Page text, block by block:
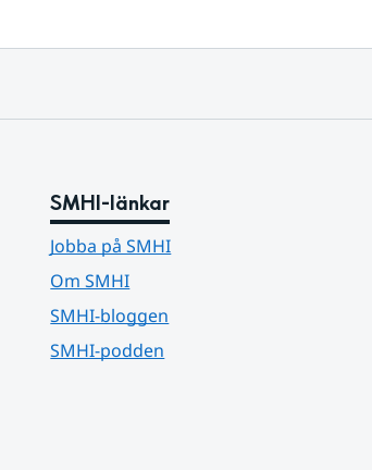
SMHI-länkar
Jobba på SMHI
Om SMHI
SMHI-bloggen
SMHI-podden